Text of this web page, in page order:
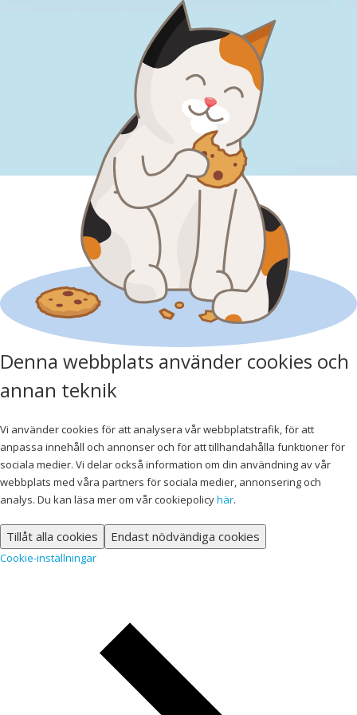
Denna webbplats använder cookies och
annan teknik
Vi använder cookies för att analysera vår webbplatstrafik, för att
anpassa innehåll och annonser och för att tillhandahålla funktioner för
sociala medier. Vi delar också information om din användning av vår
webbplats med våra partners för sociala medier, annonsering och
analys. Du kan läsa mer om vår cookiepolicyhär.
Tillåt alla cookies Endast nödvändiga cookies
Cookie-inställningar